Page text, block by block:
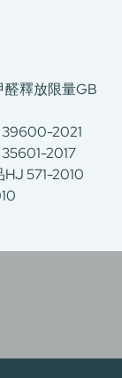
醛釋放限量GB
39600-2021
2017
571-2010